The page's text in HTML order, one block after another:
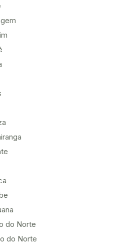
do Norte
do Norte